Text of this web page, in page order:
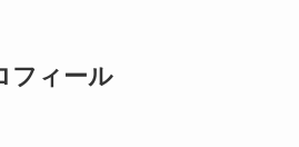
フィール